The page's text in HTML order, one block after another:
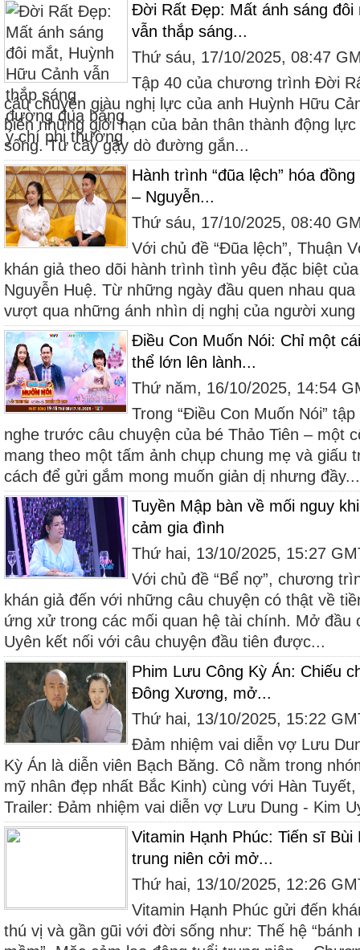
Đời Rất Đẹp: Mất ánh sáng đôi
vẫn thắp sáng...
Thứ sáu, 17/10/2025, 08:47
Tập 40 của chương trình Đời
câu chuyện giàu nghị lực của anh Huỳnh Hữu
biến những giới hạn của bản thân thành động
sống. Từ cây gậy dò đường gắn...
Hành trình “đũa lệch” hóa
– Nguyễn...
Thứ sáu, 17/10/2025, 08:40
Với chủ đề “Đũa lệch”, Thuận
khán giả theo dõi hành trình tình yêu đặc biệt
Nguyễn Huệ. Từ những ngày đầu quen nhau
vượt qua những ánh nhìn dị nghị của người xung
Điều Con Muốn Nói: Chỉ một
thể lớn lên lành...
Thứ năm, 16/10/2025, 14:54
Trong “Điều Con Muốn Nói”
nghe trước câu chuyện của bé Thảo Tiên – một
mang theo một tấm ảnh chụp chung mẹ và giấu
cách để gửi gắm mong muốn giản dị nhưng đầy...
Tuyền Mập bàn về mối nguy
cảm gia đình
Thứ hai, 13/10/2025, 15:27
Với chủ đề “Bể nợ”, chương
khán giả đến với những câu chuyện có thật về
ứng xử trong các mối quan hệ tài chính. Mở
Uyên kết nối với câu chuyện đầu tiên được...
Phim Lưu Công Kỳ Án: Chiếu
Đông Xương, mở...
Thứ hai, 13/10/2025, 15:22
Đảm nhiệm vai diễn vợ Lưu
Kỳ Án là diễn viên Bạch Băng. Cô nằm trong
mỹ nhân đẹp nhất Bắc Kinh) cùng với Hàn
Trailer: Đảm nhiệm vai diễn vợ Lưu Dung - Kim
Vitamin Hạnh Phúc: Tiến sĩ
trung niên cởi mở...
Thứ hai, 13/10/2025, 12:26
Vitamin Hạnh Phúc gửi đến
thú vị và gần gũi với đời sống như: Thế hệ “bánh